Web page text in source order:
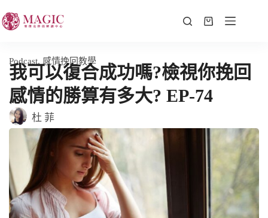
Podcast, 感情挽回教學
我可以復合成功嗎?檢視你挽回
感情的勝算有多大? EP-74
杜 菲